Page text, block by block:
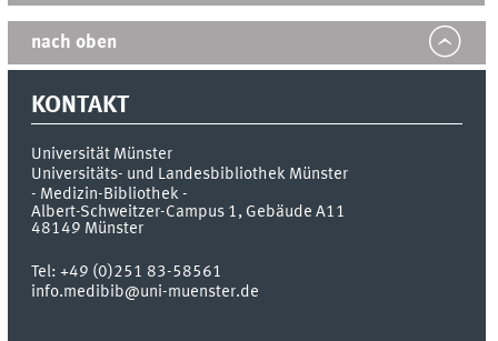
nach oben
KONTAKT
Universität Münster
Universitäts- und Landesbibliothek Münster
- Medizin-Bibliothek -
Albert-Schweitzer-Campus 1, Gebäude A11
48149 Münster
Tel:+49 (0)251 83-58561
info.medibib@uni-muenster.de